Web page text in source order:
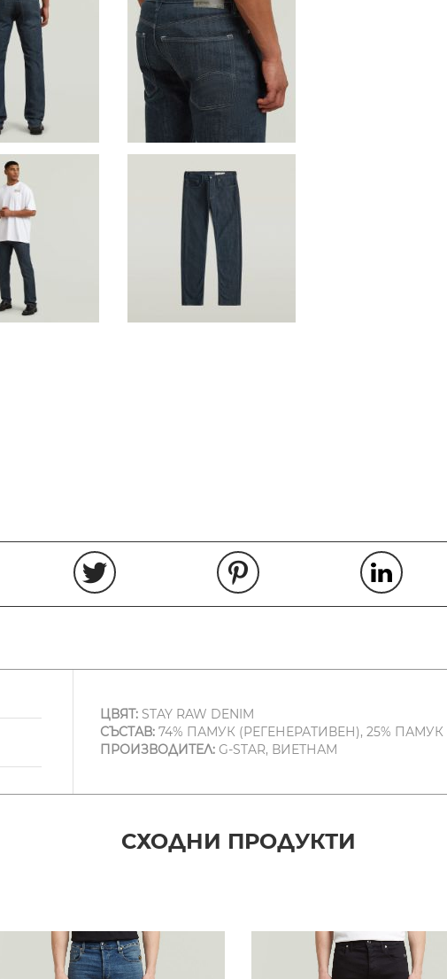
ЦВЯТ:STAY RAW DENIM
СЪСТАВ:74% ПАМУК (РЕГЕНЕРАТИВЕН), 25%
ПРОИЗВОДИТЕЛ:G-STAR, ВИЕТНАМ
СХОДНИ ПРОДУКТИ